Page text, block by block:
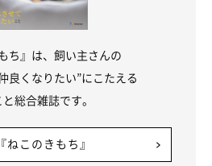
ち』は、飼い主さんの
良くなりたい”にこたえる
総合雑誌です。
ねこのきもち』